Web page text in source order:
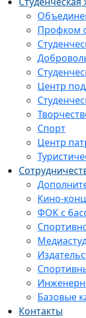
Профком
Центр
Спорт
Центр
Кино-
ФОК с
Базовые
Контакты